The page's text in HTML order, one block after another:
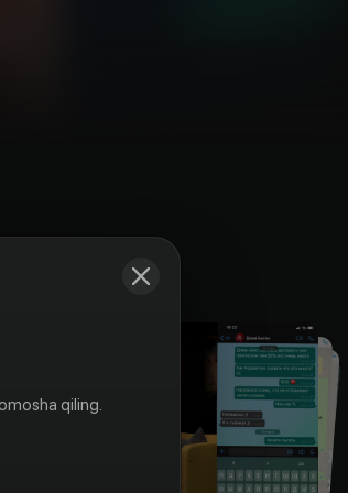
qiling.